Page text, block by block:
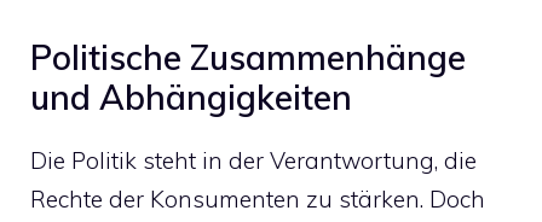
Politische Zusammenhänge
und Abhängigkeiten
Die Politik steht in der Verantwortung, die
Rechte der Konsumenten zu stärken. Doch